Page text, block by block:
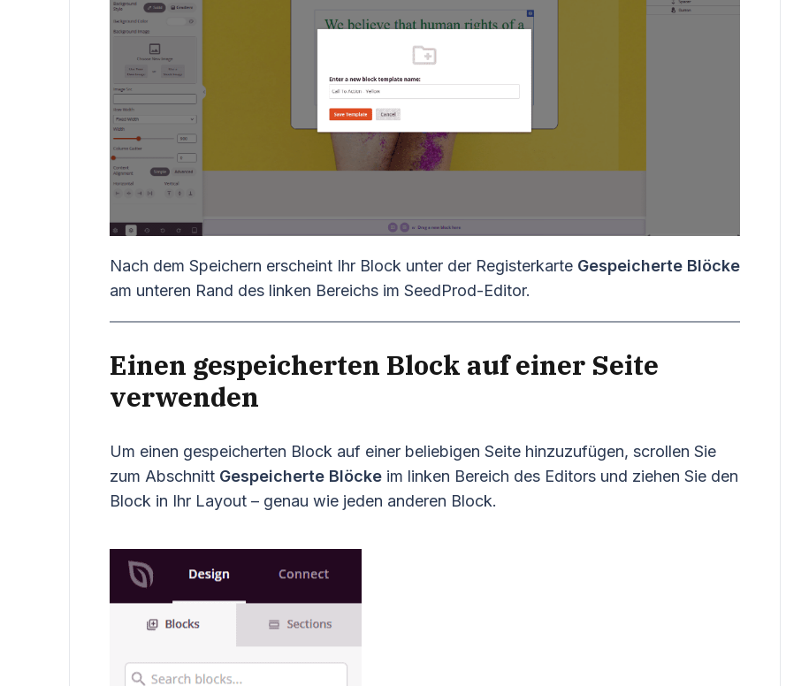
Nach dem Speichern erscheint Ihr Block unter der Registerkarte Gespeicherte Blöcke
am unteren Rand des linken Bereichs im SeedProd-Editor.
Einen gespeicherten Block auf einer Seite
verwenden
Um einen gespeicherten Block auf einer beliebigen Seite hinzuzufügen, scrollen Sie
zum Abschnitt Gespeicherte Blöckeim linken Bereich des Editors und ziehen Sie den
Block in Ihr Layout – genau wie jeden anderen Block.